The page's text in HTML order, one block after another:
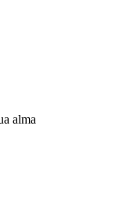
alma